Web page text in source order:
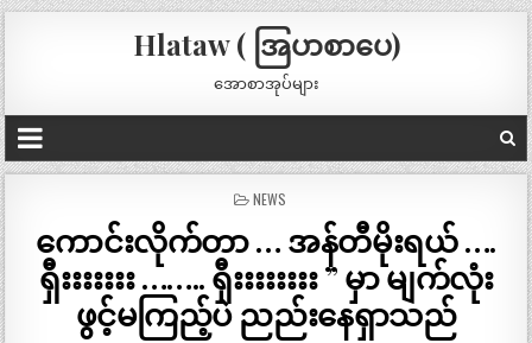
Hlataw ( အြပာစာပေ)
အောစာအုပ်များ
POSTED
NEWS
ကောင်းလိုက်တာ … အန်တီမိုးရယ် ….
ရှီးးးးးးး …….. ရှီးးးးးးးး ” မှာ မျက်လုံး
ဖွင့်မကြည့်ပဲ ညည်းနေရှာသည်